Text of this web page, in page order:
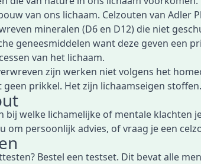
van ons lichaam. Celzouten van Adler
mineralen (D6 en D12) die niet
geneesmiddelen want deze geven een
van het lichaam.
zijn werken niet volgens het
prikkel. Het zijn lichaamseigen stoffen.
bij welke lichamelijke of mentale
om persoonlijk advies, of vraag je een
Bestel een testset. Dit bevat alle